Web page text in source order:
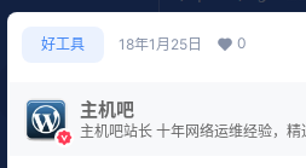
好工具 18年1月25日 0
主机吧
主机吧站长 十年网络运维经验，精通安